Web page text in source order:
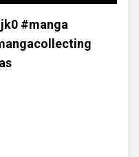
#manga